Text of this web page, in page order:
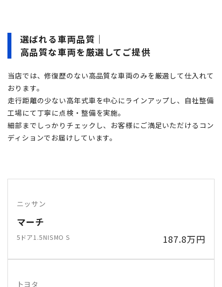
選ばれる車両品質｜
高品質な車両を厳選してご提供
当店では、修復歴のない高品質な車両のみを厳選して仕入れて
おります。
走行距離の少ない高年式車を中心にラインアップし、自社整備
工場にて丁寧に点検・整備を実施。
細部までしっかりチェックし、お客様にご満足いただけるコン
ディションでお届けしています。
ニッサン
マーチ
5ドア1.5NISMO S 187.8万円
トヨタ